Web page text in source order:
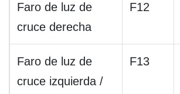
Faro de luz de
cruce derecha
F12
Faro de luz de
cruce izquierda /
F13